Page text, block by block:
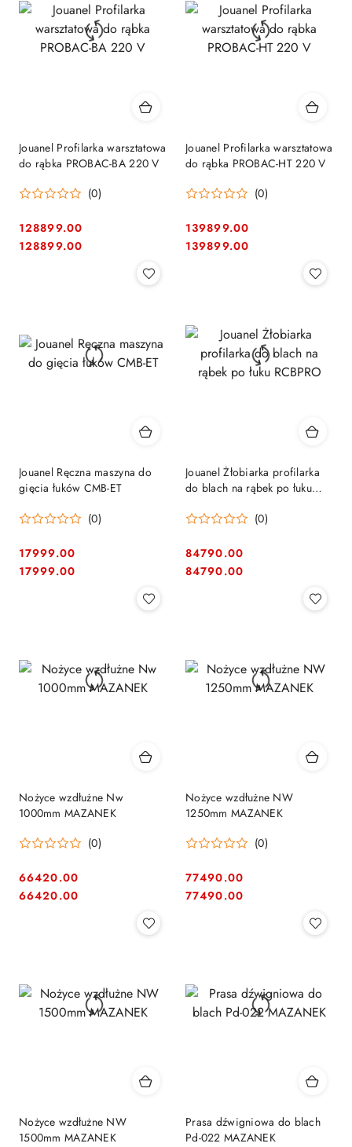
Jouanel Profilarka warsztatowa
do rąbka PROBAC-BA 220 V
(0)
Cena:
128899.00
Cena:
128899.00
Jouanel Profilarka warsztatowa
do rąbka PROBAC-HT 220 V
(0)
Cena:
139899.00
Cena:
139899.00
Jouanel Ręczna maszyna do
gięcia łuków CMB-ET
(0)
Cena:
17999.00
Cena:
17999.00
Jouanel Żłobiarka profilarka
do blach na rąbek po łuku
(0)
Cena:
84790.00
Cena:
84790.00
Nożyce wzdłużne Nw
1000mm MAZANEK
(0)
Cena:
66420.00
Cena:
66420.00
Nożyce wzdłużne NW
1250mm MAZANEK
(0)
Cena:
77490.00
Cena:
77490.00
Nożyce wzdłużne NW
1500mm MAZANEK
Prasa dźwigniowa do blach
Pd-022 MAZANEK